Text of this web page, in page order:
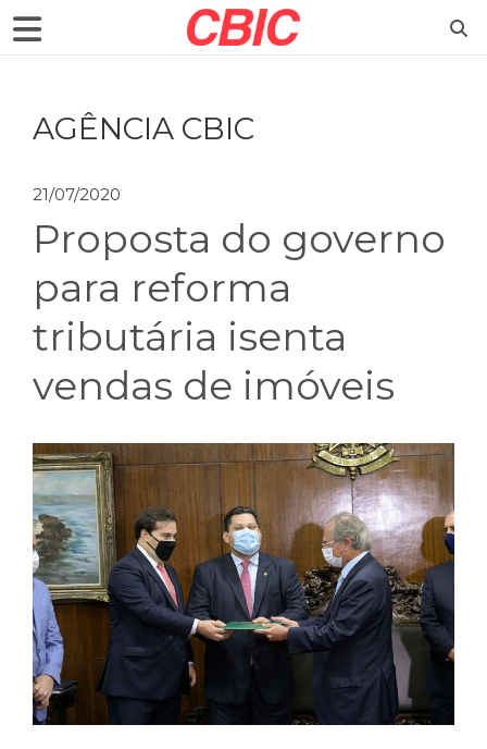
AGÊNCIA CBIC
21/07/2020
Proposta do governo
para reforma
tributária isenta
vendas de imóveis